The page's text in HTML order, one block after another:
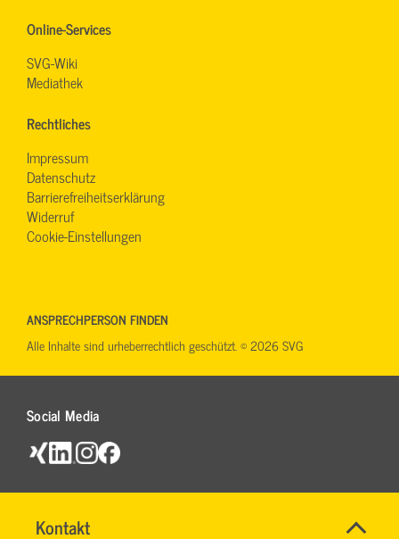
Kontakt
Name*
Online-Services
SVG-Wiki
Mediathek
Rechtliches
Impressum
Datenschutz
Barrierefreiheitserklärung
Widerruf
Cookie-Einstellungen
Social Media
ANSPRECHPERSON FINDEN
Alle Inhalte sind urheberrechtlich geschützt. © 2026 SVG